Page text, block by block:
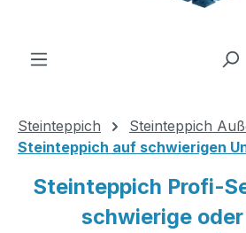
Steinteppich
Steinteppich
Steinteppich auf schwierigen
Steinteppich Profi-
schwierige